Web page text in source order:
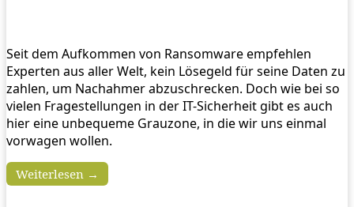
Seit dem Aufkommen von Ransomware empfehlen
Experten aus aller Welt, kein Lösegeld für seine Daten zu
zahlen, um Nachahmer abzuschrecken. Doch wie bei so
vielen Fragestellungen in der IT-Sicherheit gibt es auch
hier eine unbequeme Grauzone, in die wir uns einmal
vorwagen wollen.
Weiterlesen →